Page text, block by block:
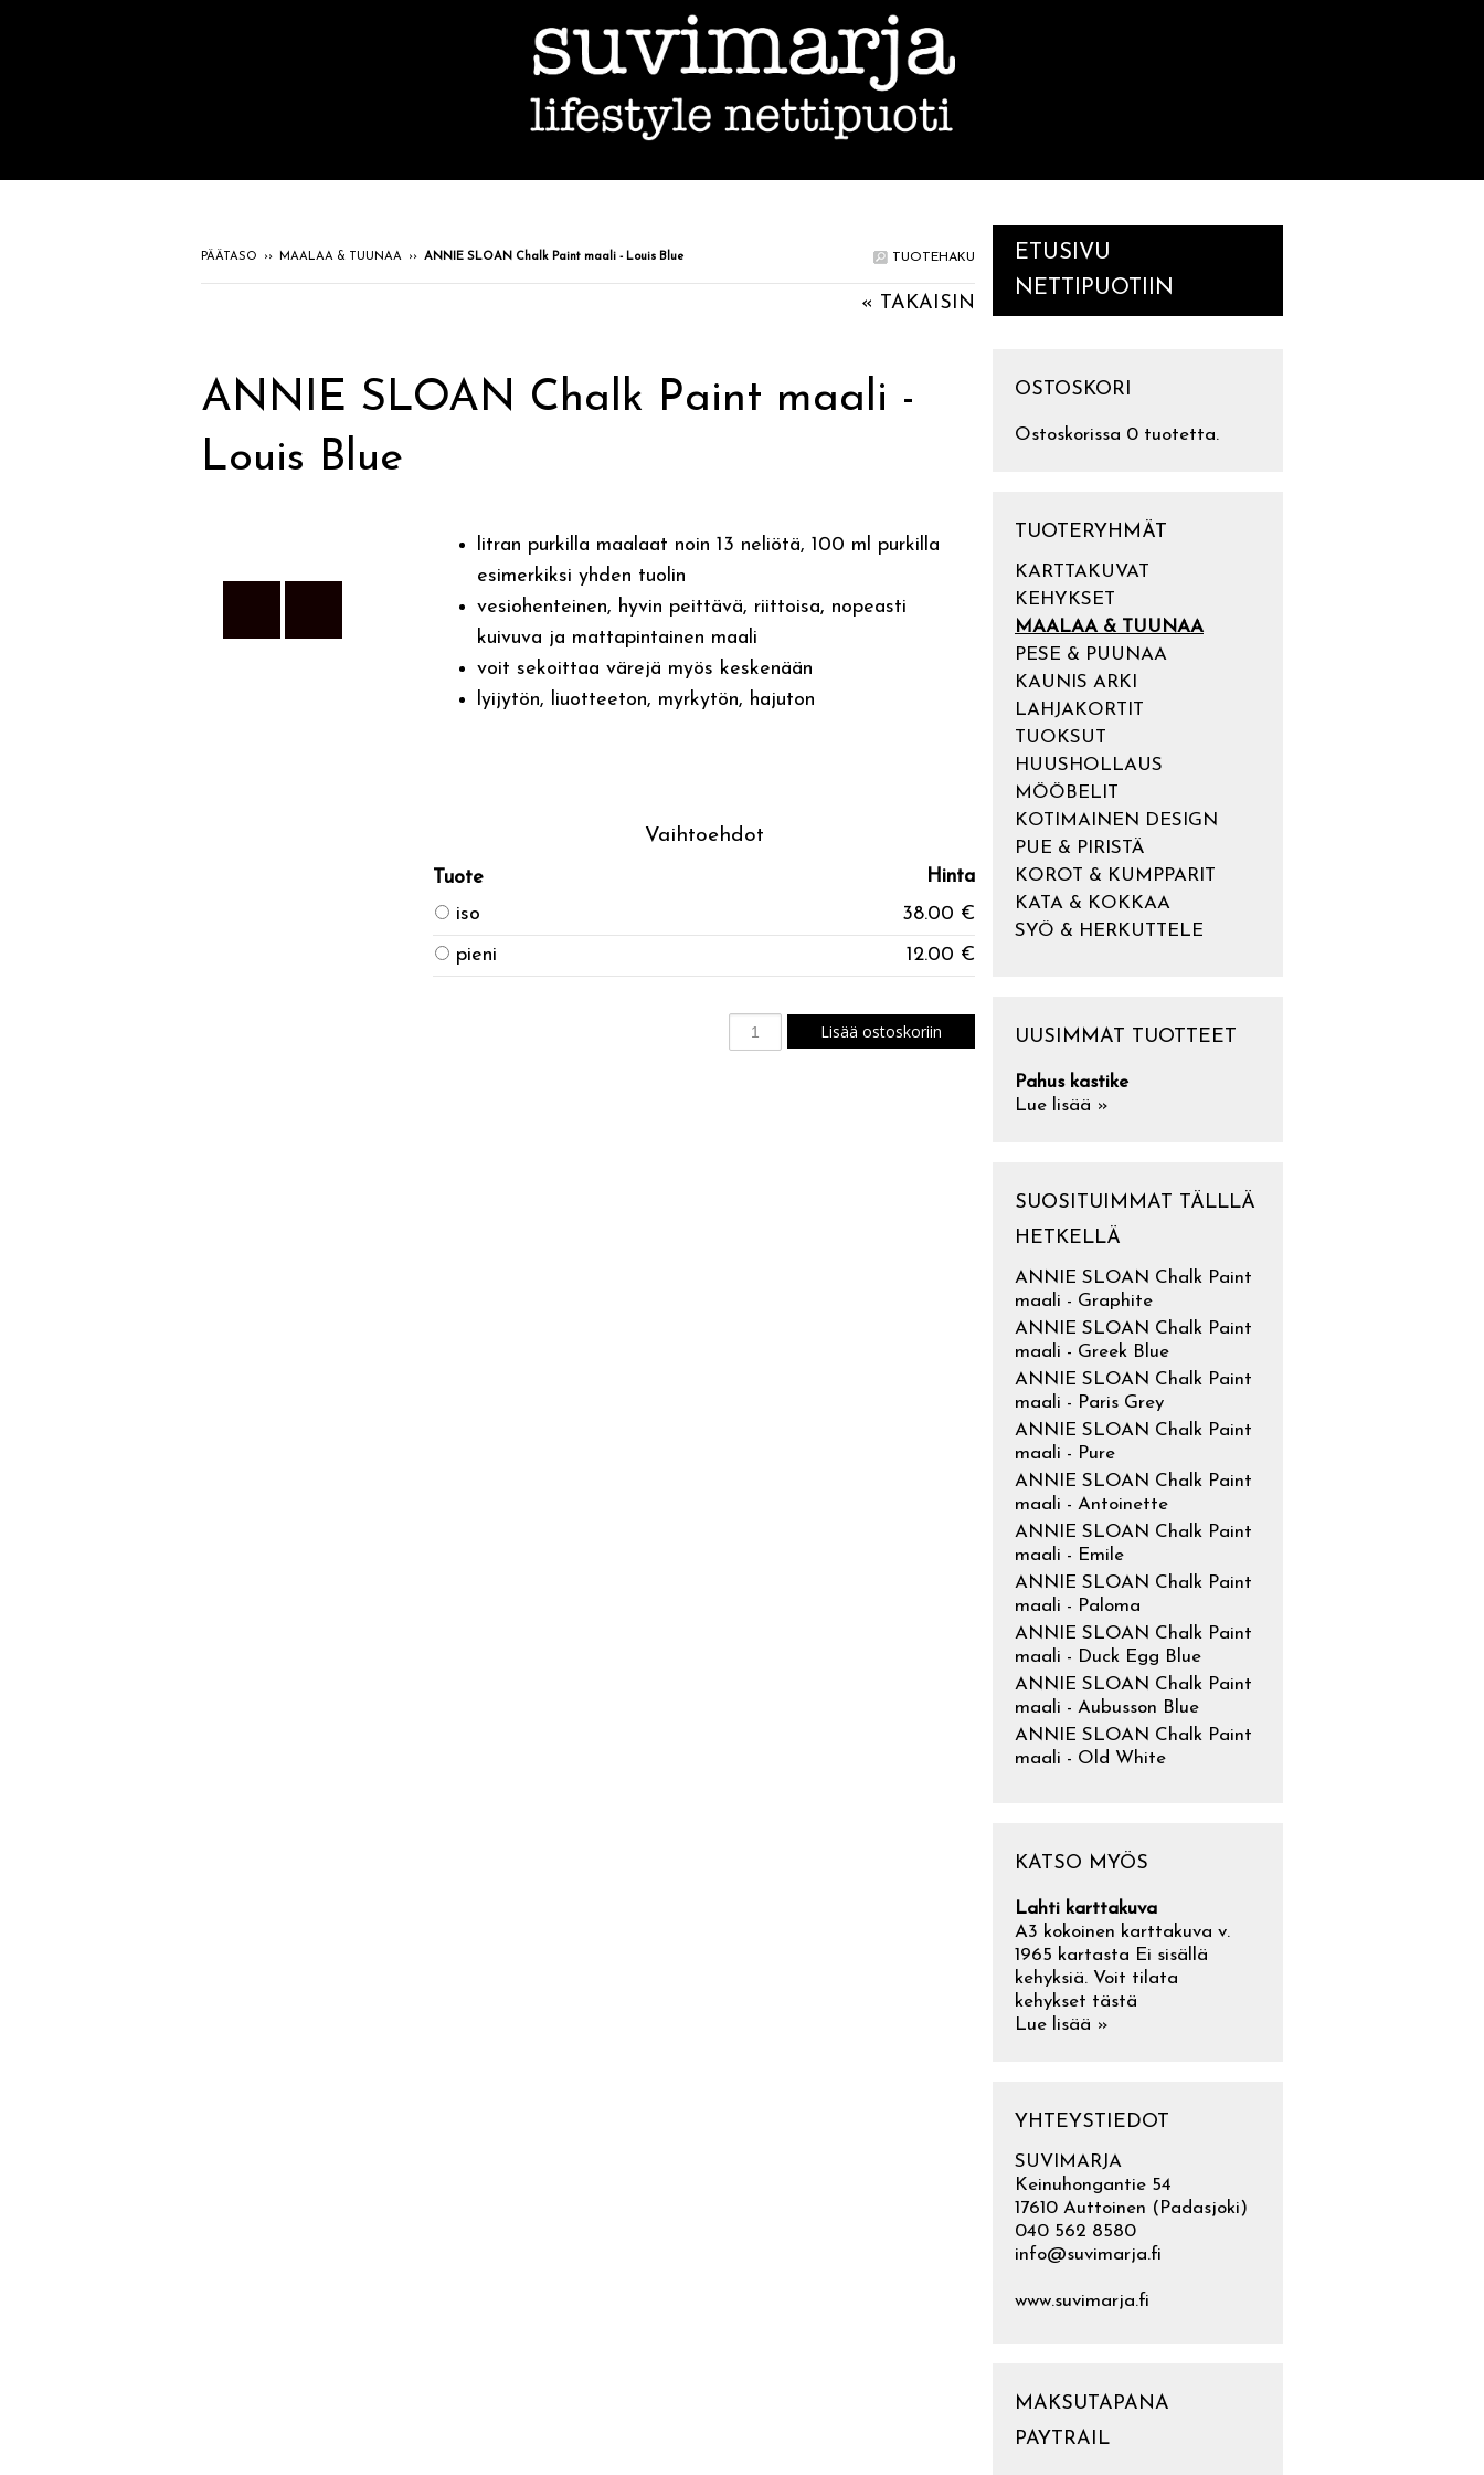
TUOTEHAKU
PÄÄTASO ›› MAALAA & TUUNAA ›› ANNIE SLOAN Chalk Paint maali - Louis Blue
« TAKAISIN
ANNIE SLOAN Chalk Paint maali -
Louis Blue
litran purkilla maalaat noin 13 neliötä, 100 ml purkilla
esimerkiksi yhden tuolin
vesiohenteinen, hyvin peittävä, riittoisa, nopeasti
kuivuva ja mattapintainen maali
voit sekoittaa värejä myös keskenään
lyijytön, liuotteeton, myrkytön, hajuton
Vaihtoehdot
Tuote
Hinta
iso
38.00 €
pieni
12.00 €
ETUSIVU
NETTIPUOTIIN
OSTOSKORI
Ostoskorissa 0 tuotetta.
TUOTERYHMÄT
KARTTAKUVAT
KEHYKSET
MAALAA & TUUNAA
PESE & PUUNAA
KAUNIS ARKI
LAHJAKORTIT
TUOKSUT
HUUSHOLLAUS
MÖÖBELIT
KOTIMAINEN DESIGN
PUE & PIRISTÄ
KOROT & KUMPPARIT
KATA & KOKKAA
SYÖ & HERKUTTELE
UUSIMMAT TUOTTEET
Pahus kastike
Lue lisää »
SUOSITUIMMAT TÄLLLÄ
HETKELLÄ
ANNIE SLOAN Chalk Paint
maali - Graphite
ANNIE SLOAN Chalk Paint
maali - Greek Blue
ANNIE SLOAN Chalk Paint
maali - Paris Grey
ANNIE SLOAN Chalk Paint
maali - Pure
ANNIE SLOAN Chalk Paint
maali - Antoinette
ANNIE SLOAN Chalk Paint
maali - Emile
ANNIE SLOAN Chalk Paint
maali - Paloma
ANNIE SLOAN Chalk Paint
maali - Duck Egg Blue
ANNIE SLOAN Chalk Paint
maali - Aubusson Blue
ANNIE SLOAN Chalk Paint
maali - Old White
KATSO MYÖS
Lahti karttakuva
A3 kokoinen karttakuva v.
1965 kartasta Ei sisällä
kehyksiä. Voit tilata
kehykset tästä
Lue lisää »
YHTEYSTIEDOT
SUVIMARJA
Keinuhongantie 54
17610 Auttoinen (Padasjoki)
040 562 8580
info@suvimarja.fi
www.suvimarja.fi
MAKSUTAPANA
PAYTRAIL